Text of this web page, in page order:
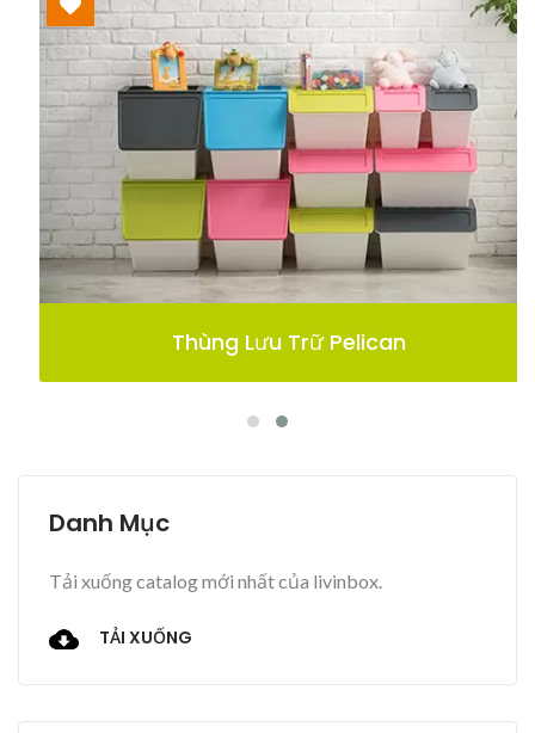
Thùng Lưu Trữ Pelican
Danh Mục
Tải xuống catalog mới nhất của livinbox.
TẢI XUỐNG